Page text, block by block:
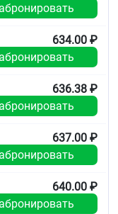
эффекта
микозов,
а
раствора,
при
и обратиться к
механизмами
634.00 ₽
636.38 ₽
637.00 ₽
640.00 ₽